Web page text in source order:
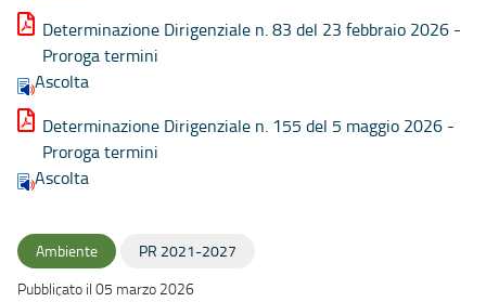
Determinazione Dirigenziale n. 83 del 23 febbraio 2026 -
Proroga termini
Ascolta
Determinazione Dirigenziale n. 155 del 5 maggio 2026 -
Proroga termini
Ascolta
Ambiente
PR 2021-2027
Pubblicato il 05 marzo 2026